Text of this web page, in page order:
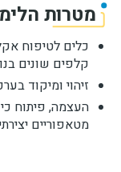
מטרות
כלים לטיפוח
קלפים שונים
זיהוי ומיקוד
העצמה, פיתוח
מטאפוריים